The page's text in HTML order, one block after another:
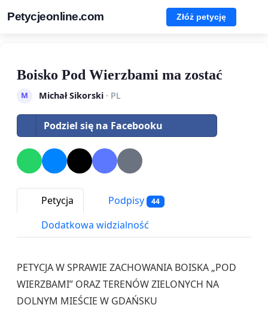
Petycjeonline.com Złóż petycję
Boisko Pod Wierzbami ma zostać
M Michał Sikorski· PL
Podziel się na Facebooku
Petycja Podpisy 44
Dodatkowa widzialność
PETYCJA W SPRAWIE ZACHOWANIA BOISKA „POD
WIERZBAMI” ORAZ TERENÓW ZIELONYCH NA
DOLNYM MIEŚCIE W GDAŃSKU